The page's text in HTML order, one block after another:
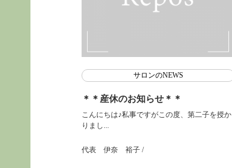
サロンのNEWS
＊＊産休のお知らせ＊＊
こんにちは♪私事ですがこの度、第二子を授か
りまし...
代表 伊奈 裕子 /